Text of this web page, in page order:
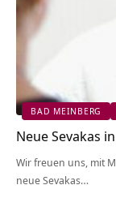
BAD MEINBERG
Neue Sevakas
Wir freuen uns, mit
neue Sevakas…